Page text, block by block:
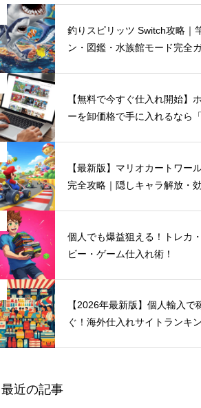
釣りスピリッツ Switch攻略｜
ン・図鑑・水族館モード完全ガ
【無料で今すぐ仕入れ開始】
ーを卸価格で手に入れるなら「
【最新版】マリオカートワー
完全攻略｜隠しキャラ解放・効
個人でも爆益狙える！トレカ
ビー・ゲーム仕入れ術！
【2026年最新版】個人輸入で
ぐ！海外仕入れサイトランキ
最近の記事